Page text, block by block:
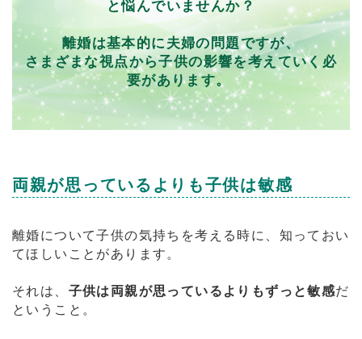
と悩んでいませんか？
離婚は基本的に夫婦の問題ですが、
さまざまな視点から子供の影響を考えていく必
要があります。
両親が思っているよりも子供は敏感
離婚について子供の気持ちを考える時に、知っておい
てほしいことがあります。
それは、 子供は両親が思っているよりもずっと敏感だ
ということ。